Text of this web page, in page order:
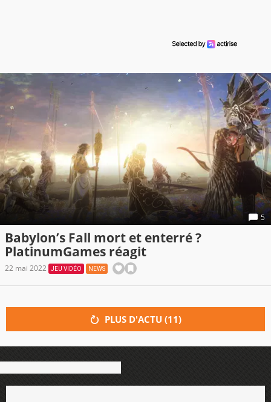
5
Babylon’s Fall mort et enterré ?
PlatinumGames réagit
22 mai 2022 JEU VIDÉO NEWS
PLUS D'ACTU (11)